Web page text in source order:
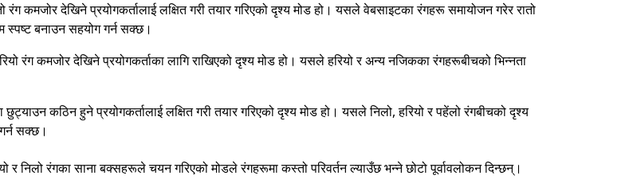
रंग कमजोर देखिने प्रयोगकर्तालाई लक्षित गरी तयार गरिएको दृश्य मोड हो। यसले वेबसाइटका रंगहरू समायोजन गरेर रातो
स्पष्ट बनाउन सहयोग गर्न सक्छ।
रंग कमजोर देखिने प्रयोगकर्ताका लागि राखिएको दृश्य मोड हो। यसले हरियो र अन्य नजिकका रंगहरूबीचको भिन्नता
छुट्याउन कठिन हुने प्रयोगकर्तालाई लक्षित गरी तयार गरिएको दृश्य मोड हो। यसले निलो, हरियो र पहेंलो रंगबीचको दृश्य
सक्छ।
र निलो रंगका साना बक्सहरूले चयन गरिएको मोडले रंगहरूमा कस्तो परिवर्तन ल्याउँछ भन्ने छोटो पूर्वावलोकन दिन्छन्।